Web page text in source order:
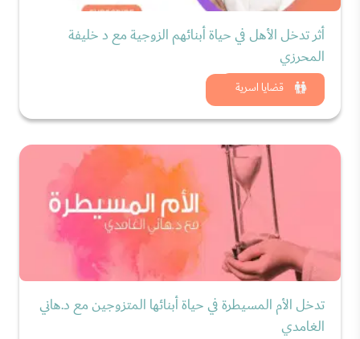
قضايا اسرية
أثر تدخل الأهل في حياة أبنائهم الزوجية مع د خليفة
المحرزي
شاهد الان
تدخل الأم المسيطرة في حياة أبنائها المتزوجين مع د.هاني
الغامدي